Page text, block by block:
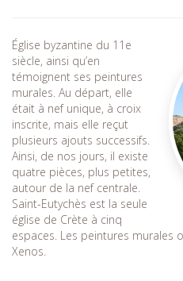
Église byzantine du 11e
siècle, ainsi qu’en
témoignent ses peintures
murales. Au départ, elle
était à nef unique, à croix
inscrite, mais elle reçut
plusieurs ajouts successifs.
Ainsi, de nos jours, il existe
quatre pièces, plus petites,
autour de la nef centrale.
Saint-Eutychès est la seule
église de Crète à cinq
espaces. Les peintures murales
Xenos.